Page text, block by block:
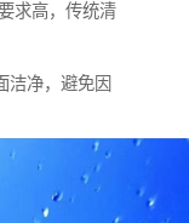
求高，传统清
洁净，避免因